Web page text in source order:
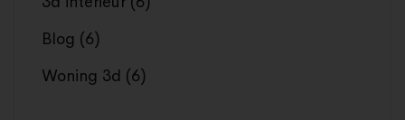
Blog (6)
Woning 3d (6)